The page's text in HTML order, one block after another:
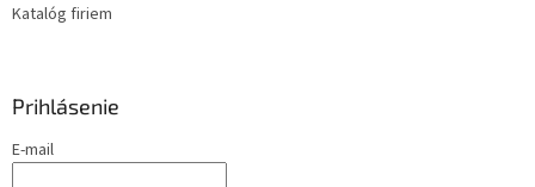
Katalóg firiem
Prihlásenie
E-mail